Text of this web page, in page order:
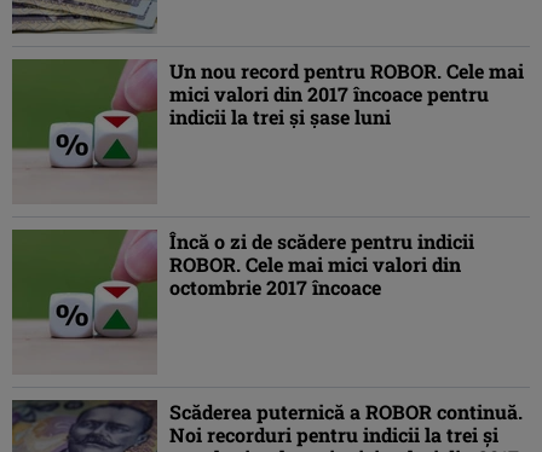
Un nou record pentru ROBOR. Cele mai
mici valori din 2017 încoace pentru
indicii la trei şi şase luni
Încă o zi de scădere pentru indicii
ROBOR. Cele mai mici valori din
octombrie 2017 încoace
Scăderea puternică a ROBOR continuă.
Noi recorduri pentru indicii la trei şi